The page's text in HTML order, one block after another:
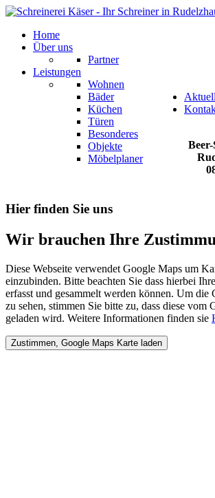
Home
Über uns
Partner
Leistungen
Wohnen
Bäder
Küchen
Türen
Besonderes
Objekte
Möbelplaner
Hier finden Sie uns
Wir brauchen Ihre
Diese Webseite verwendet Google Maps um
einzubinden. Bitte beachten Sie dass hierbei
erfasst und gesammelt werden können. Um die
zu sehen, stimmen Sie bitte zu, dass diese vom
geladen wird. Weitere Informationen finden sie